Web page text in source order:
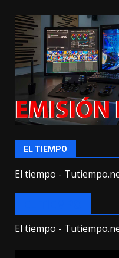
EL TIEMPO
El tiempo -
El tiempo -